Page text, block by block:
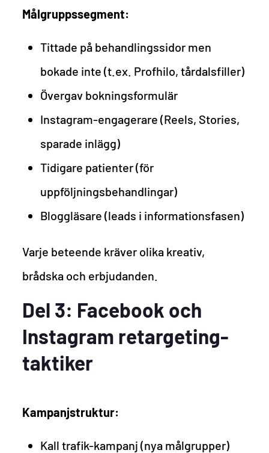
Målgruppssegment:
Tittade på behandlingssidor men
bokade inte (t.ex. Profhilo, tårdalsfiller)
Övergav bokningsformulär
Instagram-engagerare (Reels, Stories,
sparade inlägg)
Tidigare patienter (för
uppföljningsbehandlingar)
Bloggläsare (leads i informationsfasen)
Varje beteende kräver olika kreativ,
brådska och erbjudanden.
Del 3: Facebook och
Instagram retargeting-
taktiker
Kampanjstruktur:
Kall trafik-kampanj (nya målgrupper)